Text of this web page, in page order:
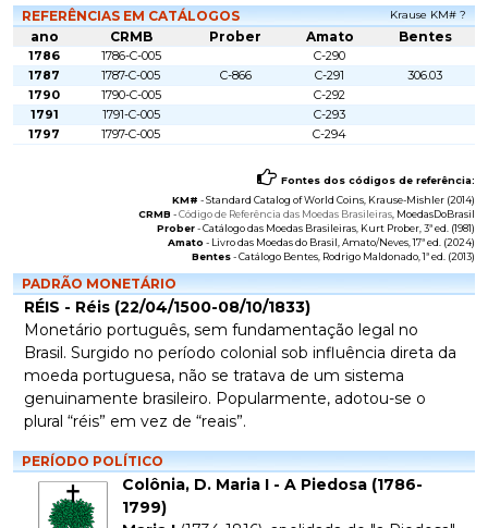
REFERÊNCIAS EM CATÁLOGOS Krause KM# ?
ano CRMB Prober Amato Bentes
1786 1786-C-005
C-290
1787
1787-C-005 C-866 C-291
306.03
1790
1790-C-005
C-292
1791
1791-C-005
C-293
1797
1797-C-005 C-294
Fontes dos códigos de referência:
KM# -Standard Catalog of World Coins , Krause-Mishler (2014)
CRMB -Código de Referência das Moedas Brasileiras , MoedasDoBrasil
Prober-Catálogo das Moedas Brasileiras , Kurt Prober, 3ª ed. (1981)
Amato - Livro das Moedas do Brasil , Amato/Neves, 17ª ed. (2024)
Bentes-Catálogo Bentes , Rodrigo Maldonado, 1ª ed. (2013)
PADRÃO MONETÁRIO
RÉIS - Réis (22/04/1500-08/10/1833)
Monetário português, sem fundamentação legal no
Brasil. Surgido no período colonial sob influência direta da
moeda portuguesa, não se tratava de um sistema
genuinamente brasileiro. Popularmente, adotou-se o
plural “réis” em vez de “reais”.
PERÍODO POLÍTICO
Colônia, D. Maria I - A Piedosa (1786-
1799)